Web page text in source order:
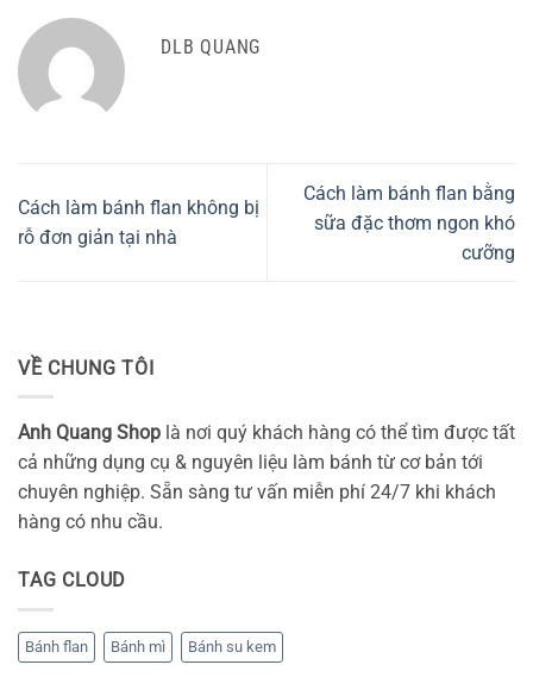
DLB QUANG
Cách làm bánh flan không bị
rỗ đơn giản tại nhà
Cách làm bánh flan bằng
sữa đặc thơm ngon khó
cưỡng
VỀ CHUNG TÔI
Anh Quang Shop là nơi quý khách hàng có thể tìm được tất
cả những dụng cụ & nguyên liệu làm bánh từ cơ bản tới
chuyên nghiệp. Sẵn sàng tư vấn miễn phí 24/7 khi khách
hàng có nhu cầu.
TAG CLOUD
Bánh flan Bánh mì Bánh su kem